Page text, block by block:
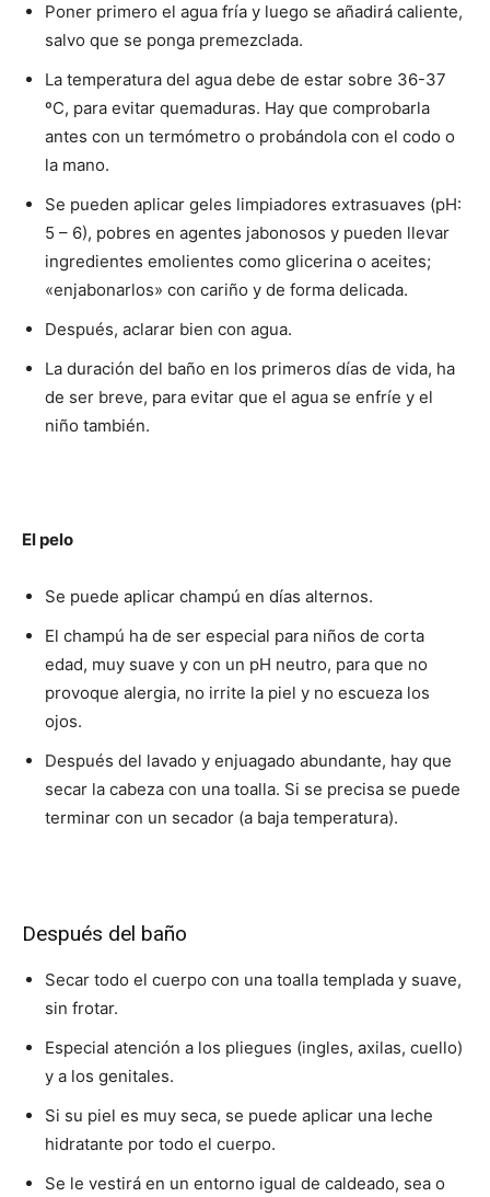
Poner primero el agua fría y luego se añadirá caliente,
salvo que se ponga premezclada.
La temperatura del agua debe de estar sobre 36-37
ºC, para evitar quemaduras. Hay que comprobarla
antes con un termómetro o probándola con el codo o
la mano.
Se pueden aplicar geles limpiadores extrasuaves (pH:
5 – 6), pobres en agentes jabonosos y pueden llevar
ingredientes emolientes como glicerina o aceites;
«enjabonarlos» con cariño y de forma delicada.
Después, aclarar bien con agua.
La duración del baño en los primeros días de vida, ha
de ser breve, para evitar que el agua se enfríe y el
niño también.
El pelo
Se puede aplicar champú en días alternos.
El champú ha de ser especial para niños de corta
edad, muy suave y con un pH neutro, para que no
provoque alergia, no irrite la piel y no escueza los
ojos.
Después del lavado y enjuagado abundante, hay que
secar la cabeza con una toalla. Si se precisa se puede
terminar con un secador (a baja temperatura).
Después del baño
Secar todo el cuerpo con una toalla templada y suave,
sin frotar.
Especial atención a los pliegues (ingles, axilas, cuello)
y a los genitales.
Si su piel es muy seca, se puede aplicar una leche
hidratante por todo el cuerpo.
Se le vestirá en un entorno igual de caldeado, sea o